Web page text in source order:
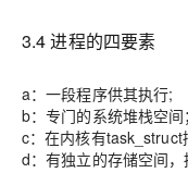
3.4 进程的四要素
a：一段程序供其执行;
b：专门的系统堆栈空间；
c：在内核有task_struct
d：有独立的存储空间，